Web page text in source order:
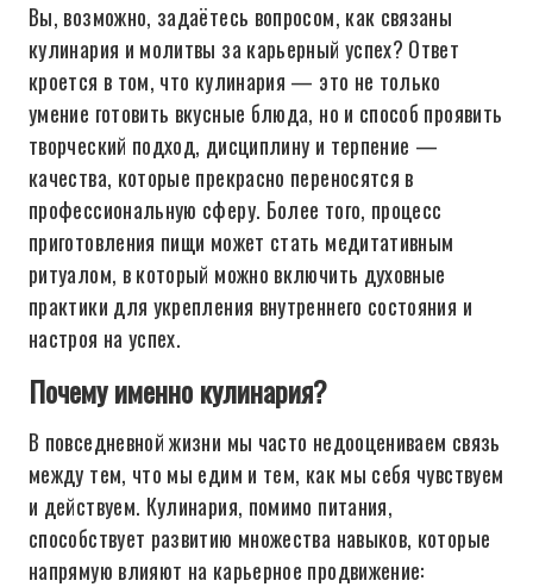
Вы, возможно, задаётесь вопросом, как связаны
кулинария и молитвы за карьерный успех? Ответ
кроется в том, что кулинария — это не только
умение готовить вкусные блюда, но и способ проявить
творческий подход, дисциплину и терпение —
качества, которые прекрасно переносятся в
профессиональную сферу. Более того, процесс
приготовления пищи может стать медитативным
ритуалом, в который можно включить духовные
практики для укрепления внутреннего состояния и
настроя на успех.
Почему именно кулинария?
В повседневной жизни мы часто недооцениваем связь
между тем, что мы едим и тем, как мы себя чувствуем
и действуем. Кулинария, помимо питания,
способствует развитию множества навыков, которые
напрямую влияют на карьерное продвижение: